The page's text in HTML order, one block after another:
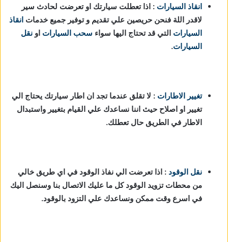
انقاذ السيارات : اذا تعطلت سيارتك او تعرضت لحادث سير
لاقدر اللة فنحن حريصين علي تقديم و توفير جميع خدمات انقاذ
السيارات التي قد تحتاج اليها سواء سحب السيارات او نقل
السيارات.
تغيير الاطارات : لا تقلق عندما تجد ان اطار سيارتك يحتاج الي
تغيير او اصلاح حيث اننا نساعدك علي القيام بتغيير واستبدال
الاطار في الطريق حال تعطلك.
نقل الوقود : اذا تعرضت الي نفاذ الوقود في اي طريق خالي
من محطات تزويد الوقود كل ما عليك الاتصال بنا وسنصل اليك
في اسرع وقت ممكن ونساعدك علي التزود بالوقود.